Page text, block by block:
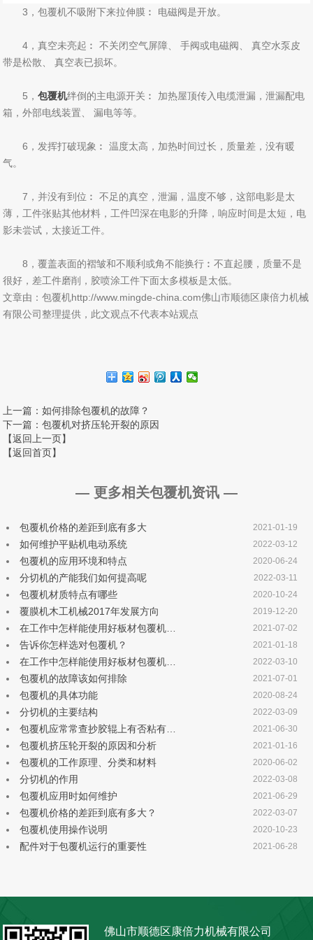
3，包覆机不吸附下来拉伸膜︰ 电磁阀是开放。
4，真空未亮起︰ 不关闭空气屏障、 手阀或电磁阀、 真空水泵皮
带是松散、 真空表已损坏。
5，包覆机绊倒的主电源开关︰ 加热屋顶传入电缆泄漏，泄漏配电
箱，外部电线装置、 漏电等等。
6，发挥打破现象︰ 温度太高，加热时间过长，质量差，没有暖
气。
7，并没有到位︰ 不足的真空，泄漏，温度不够，这部电影是太
薄，工件张贴其他材料，工件凹深在电影的升降，响应时间是太短，电
影未尝试，太接近工件。
8，覆盖表面的褶皱和不顺利或角不能换行︰不直起腰，质量不是
很好，差工件磨削，胶喷涂工件下面太多模板是太低。
文章由：包覆机http://www.mingde-china.com佛山市顺德区康倍力机械
有限公司整理提供，此文观点不代表本站观点
上一篇 ：如何排除包覆机的故障？
下一篇 ：包覆机对挤压轮开裂的原因
【返回上一页】
【返回首页】
— 更多相关包覆机资讯 —
包覆机价格的差距到底有多大 2021-01-19
如何维护平贴机电动系统 2022-03-12
包覆机的应用环境和特点 2020-06-24
分切机的产能我们如何提高呢 2022-03-11
包覆机材质特点有哪些 2020-10-24
覆膜机木工机械2017年发展方向 2019-12-20
在工作中怎样能使用好板材包覆机… 2021-07-02
告诉你怎样选对包覆机？ 2021-01-18
在工作中怎样能使用好板材包覆机… 2022-03-10
包覆机的故障该如何排除 2021-07-01
包覆机的具体功能 2020-08-24
分切机的主要结构 2022-03-09
包覆机应常常查抄胶辊上有否粘有… 2021-06-30
包覆机挤压轮开裂的原因和分析 2021-01-16
包覆机的工作原理、分类和材料 2020-06-02
分切机的作用 2022-03-08
包覆机应用时如何维护 2021-06-29
包覆机价格的差距到底有多大？ 2022-03-07
包覆机使用操作说明 2020-10-23
配件对于包覆机运行的重要性 2021-06-28
佛山市顺德区康倍力机械有限公司